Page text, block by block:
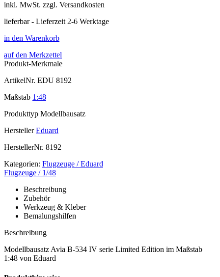
inkl. MwSt. zzgl. Versandkosten
lieferbar - Lieferzeit 2-6 Werktage
in den Warenkorb
auf den Merkzettel
Produkt-Merkmale
ArtikelNr. EDU 8192
Maßstab 1:48
Produkttyp Modellbausatz
Hersteller Eduard
HerstellerNr. 8192
Kategorien: Flugzeuge / Eduard
Flugzeuge / 1/48
Beschreibung
Zubehör
Werkzeug & Kleber
Bemalungshilfen
Beschreibung
Modellbausatz Avia B-534 IV serie Limited Edition im Maßstab
1:48 von Eduard